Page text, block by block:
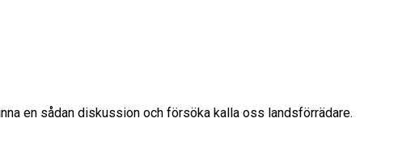
en sådan diskussion och försöka kalla oss landsförrädare.